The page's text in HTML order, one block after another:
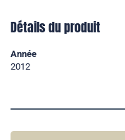
Détails du produit
Année
2012